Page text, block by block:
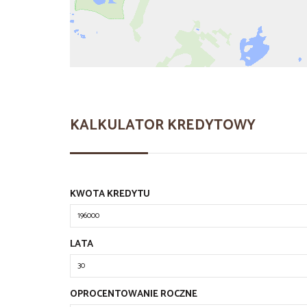
KALKULATOR KREDYTOWY
KWOTA KREDYTU
LATA
OPROCENTOWANIE ROCZNE